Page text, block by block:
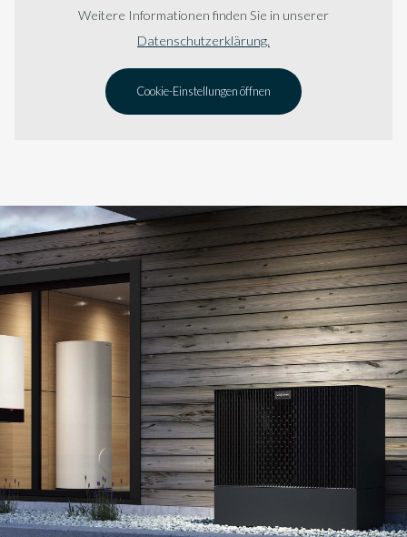
Weitere Informationen finden Sie in unserer
Datenschutzerklärung.
Cookie-Einstellungen öffnen